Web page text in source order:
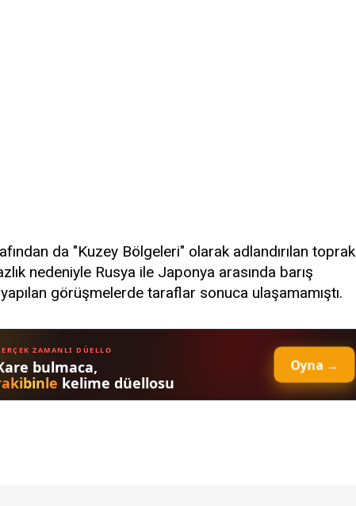
da "Kuzey Bölgeleri" olarak adlandırılan toprak
nedeniyle Rusya ile Japonya arasında barış
görüşmelerde taraflar sonuca ulaşamamıştı.